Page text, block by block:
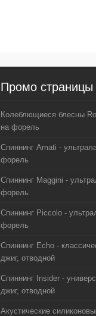
Промо страницы
Колеблющиеся блесны
на форель
Спиннинг Amati -
форель
Спиннинг Maggini -
форель
Спиннинг Piccolo -
форель
Спиннинг Echo -
джиг, отводной
Спиннинг Insider -
джиг, отводной
Акустические